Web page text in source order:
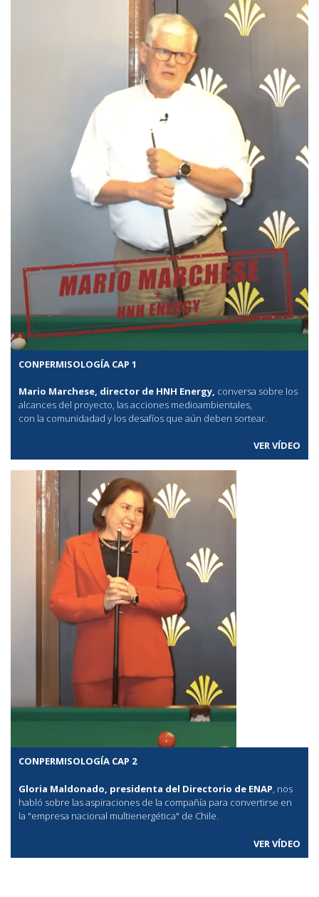
CONPERMISOLOGÍA CAP 1
Mario Marchese, director de HNH Energy, conversa sobre los
alcances del proyecto, las acciones medioambientales,
con la comunidadad y los desafíos que aún deben sortear.
VER VÍDEO
CONPERMISOLOGÍA CAP 2
Gloria Maldonado, presidenta del Directorio de ENAP, nos
habló sobre las aspiraciones de la compañía para convertirse en
la "empresa nacional multienergética" de Chile.
VER VÍDEO